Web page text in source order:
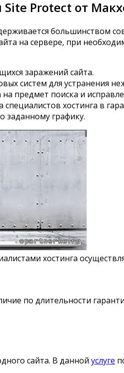
Protect от
большинством
на сервере, при
заражений сайта.
систем для устранения
предмет поиска и
специалистов хостинга в
заданному графику.
хостинга
по длительности
сайта. В данной услуге